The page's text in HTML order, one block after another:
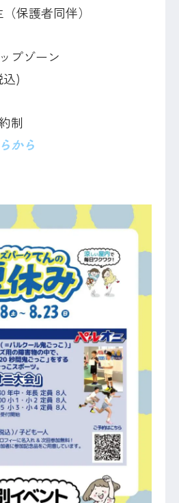
保護者同伴）
プゾーン
込)
制
から